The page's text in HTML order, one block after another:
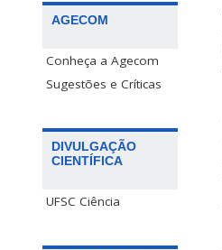
AGECOM
Conheça a Agecom
Sugestões e Críticas
DIVULGAÇÃO
CIENTÍFICA
UFSC Ciência